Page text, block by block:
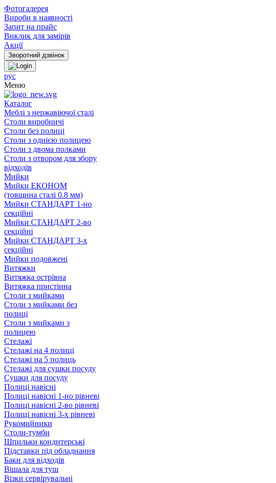
Фотогалерея
Вироби в наявності
Запит на прайс
Виклик для замірів
Акції
рус
Меню
Каталог
Меблі з нержавіючої сталі
Столи виробничі
Столи без полиці
Столи з однією полицею
Столи з двома полками
Столи з отвором для збору
відходів
Мийки
Мийки ЕКОНОМ
(товщина сталі 0.8 мм)
Мийки СТАНДАРТ 1-но
секційні
Мийки СТАНДАРТ 2-во
секційні
Мийки СТАНДАРТ 3-х
секційні
Мийки подовжені
Витяжки
Витяжка острівна
Витяжка пристінна
Столи з мийками
Столи з мийками без
полиці
Столи з мийками з
полицею
Стелажі
Стелажі на 4 полиці
Стелажі на 5 полиць
Стелажі для сушки посуду
Сушки для посуду
Полиці навісні
Полиці навісні 1-но рівневі
Полиці навісні 2-во рівневі
Полиці навісні 3-х рівневі
Рукомийники
Столи-тумби
Шпильки кондитерські
Підставки під обладнання
Баки для відходів
Вішала для туш
Візки сервірувальні